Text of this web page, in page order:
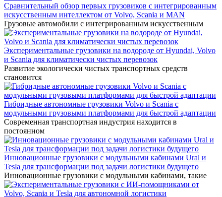
Сравнительный обзор первых грузовиков с интегрированным
искусственным интеллектом от Volvo, Scania и MAN
Грузовые автомобили с интегрированным искусственным
Экспериментальные грузовики на водороде от Hyundai, Volvo
и Scania для климатически чистых перевозок
Развитие экологически чистых транспортных средств
становится
Гибридные автономные грузовики Volvo и Scania с
модульными грузовыми платформами для быстрой адаптации
Современная транспортная индустрия находится в
постоянном
Инновационные грузовики с модульными кабинами Ural и
Tesla для трансформации под задачи логистики будущего
Инновационные грузовики с модульными кабинами, такие